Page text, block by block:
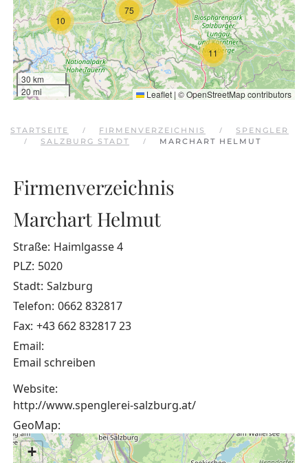
10
11
75
30 km
20 mi
Leaflet | ©OpenStreetMapcontributors
STARTSEITE FIRMENVERZEICHNIS
SPENGLER
SALZBURG STADT
MARCHART HELMUT
Firmenverzeichnis
Marchart Helmut
Straße: Haimlgasse 4
PLZ: 5020
Stadt: Salzburg
Telefon: 0662 832817
Fax: +43 662 832817 23
Email:
Email schreiben
Website:
http://www.spenglerei-salzburg.at/
GeoMap:
+